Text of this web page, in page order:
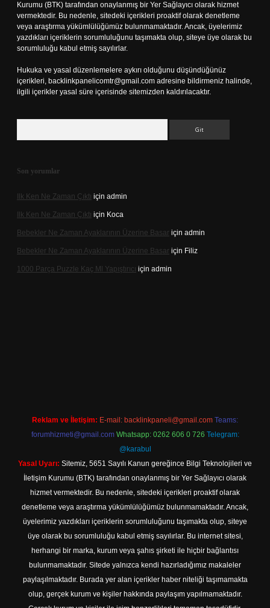
Kurumu (BTK) tarafından onaylanmış bir Yer Sağlayıcı olarak hizmet
vermektedir. Bu nedenle, sitedeki içerikleri proaktif olarak denetleme
veya araştırma yükümlülüğümüz bulunmamaktadır. Ancak, üyelerimiz
yazdıkları içeriklerin sorumluluğunu taşımakta olup, siteye üye olarak bu
sorumluluğu kabul etmiş sayılırlar.
Hukuka ve yasal düzenlemelere aykırı olduğunu düşündüğünüz
içerikleri, backlinkpanelicomtr@gmail.com adresine bildirmeniz halinde,
ilgili içerikler yasal süre içerisinde sitemizden kaldırılacaktır.
Son yorumlar
Ilk Ken Ne Zaman Çıktı için admin
Ilk Ken Ne Zaman Çıktı için Koca
Bebekler Ne Zaman Ayaklarının Üzerine Basar için admin
Bebekler Ne Zaman Ayaklarının Üzerine Basar için Filiz
1000 Parça Puzzle Kaç Ml Yapıştırıcı için admin
Reklam ve İletişim: E-mail: backlinkpaneli@gmail.com Teams:
forumhizmeti@gmail.com Whatsapp: 0262 606 0 726 Telegram:
@karabul
Yasal Uyarı: Sitemiz, 5651 Sayılı Kanun gereğince Bilgi Teknolojileri ve
İletişim Kurumu (BTK) tarafından onaylanmış bir Yer Sağlayıcı olarak
hizmet vermektedir. Bu nedenle, sitedeki içerikleri proaktif olarak
denetleme veya araştırma yükümlülüğümüz bulunmamaktadır. Ancak,
üyelerimiz yazdıkları içeriklerin sorumluluğunu taşımakta olup, siteye
üye olarak bu sorumluluğu kabul etmiş sayılırlar. Bu internet sitesi,
herhangi bir marka, kurum veya şahıs şirketi ile hiçbir bağlantısı
bulunmamaktadır. Sitede yalnızca kendi hazırladığımız makaleler
paylaşılmaktadır. Burada yer alan içerikler haber niteliği taşımamakta
olup, gerçek kurum ve kişiler hakkında paylaşım yapılmamaktadır.